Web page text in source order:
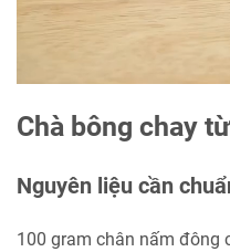
Chà bông chay
Nguyên liệu cần
100 gram chân nấm đông